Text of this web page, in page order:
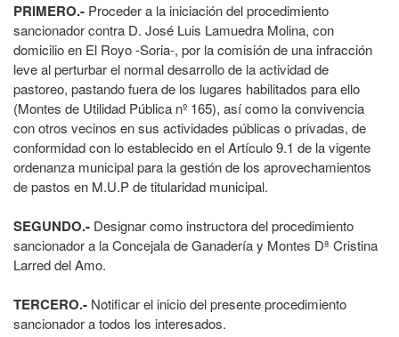
PRIMERO.- Proceder a la iniciación del procedimiento
sancionador contra D. José Luis Lamuedra Molina, con
domicilio en El Royo -Soria-, por la comisión de una infracción
leve al perturbar el normal desarrollo de la actividad de
pastoreo, pastando fuera de los lugares habilitados para ello
(Montes de Utilidad Pública nº 165), así como la convivencia
con otros vecinos en sus actividades públicas o privadas, de
conformidad con lo establecido en el Artículo 9.1 de la vigente
ordenanza municipal para la gestión de los aprovechamientos
de pastos en M.U.P de titularidad municipal.
SEGUNDO.- Designar como instructora del procedimiento
sancionador a la Concejala de Ganadería y Montes Dª Cristina
Larred del Amo.
TERCERO.- Notificar el inicio del presente procedimiento
sancionador a todos los interesados.